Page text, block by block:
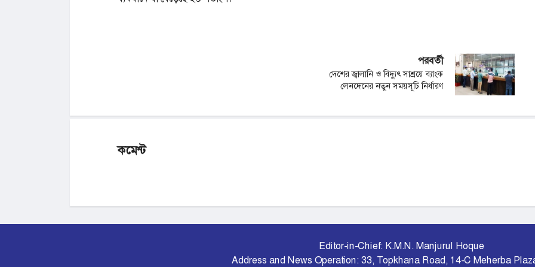
পরবর্তী
দেশের জ্বালানি ও বিদ্যুৎ সাশ্রয়ে ব্যাংক
লেনদেনের নতুন সময়সূচি নির্ধারণ
কমেন্ট
Editor-in-Chief: K.M.N. Manjurul Hoque
Address and News Operation: 33, Topkhana Road, 14-C Meherba